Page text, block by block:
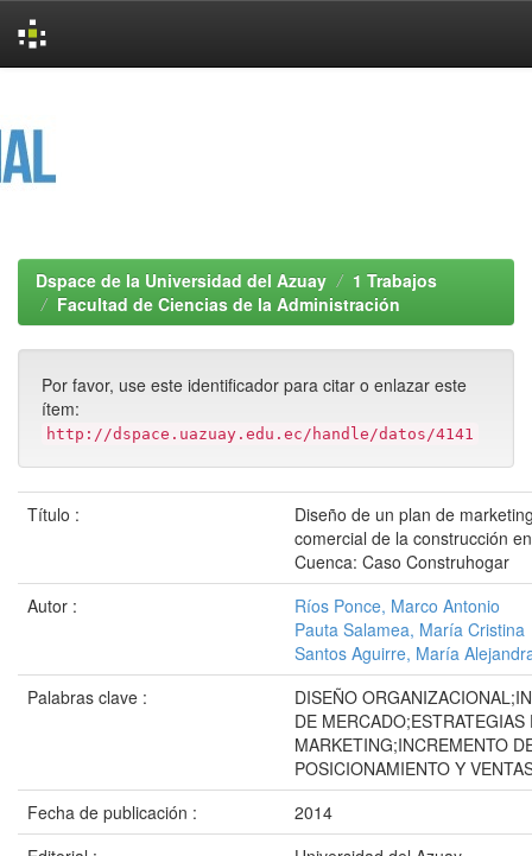
Dspace de la Universidad del Azuay
1 Trabajos
Facultad de Ciencias de la Administración
Por favor, use este identificador para citar o enlazar este
ítem:
http://dspace.uazuay.edu.ec/handle/datos/4141
Título :
Diseño de un plan de
comercial de la construcción
Cuenca: Caso Construhogar
Autor :
Ríos Ponce, Marco Antonio
Pauta Salamea, María Cristina
Santos Aguirre, María
Palabras clave :
DISEÑO
DE MERCADO;ESTRATEGIAS
MARKETING;INCREMENTO
POSICIONAMIENTO Y
Fecha de publicación :
2014